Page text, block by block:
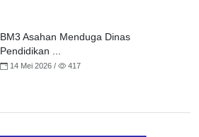
BM3 Asahan Menduga Dinas
Pendidikan ...
14 Mei 2026 / 417